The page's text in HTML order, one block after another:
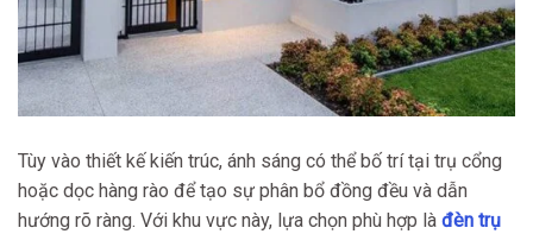
Tùy vào thiết kế kiến trúc, ánh sáng có thể bố trí tại trụ cổng
hoặc dọc hàng rào để tạo sự phân bổ đồng đều và dẫn
hướng rõ ràng. Với khu vực này, lựa chọn phù hợp là đèn trụ